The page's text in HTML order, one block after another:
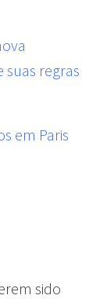
suas regras
em Paris
sido